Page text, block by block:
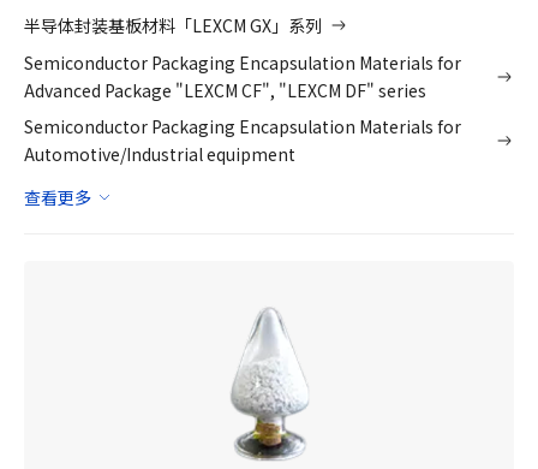
半导体封装基板材料「LEXCM GX」系列
Semiconductor Packaging Encapsulation Materials for
Advanced Package "LEXCM CF", "LEXCM DF" series
Semiconductor Packaging Encapsulation Materials for
Automotive/Industrial equipment
查看更多